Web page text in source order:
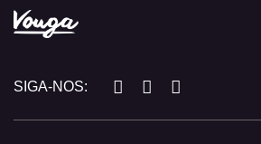
SIGA-NOS: